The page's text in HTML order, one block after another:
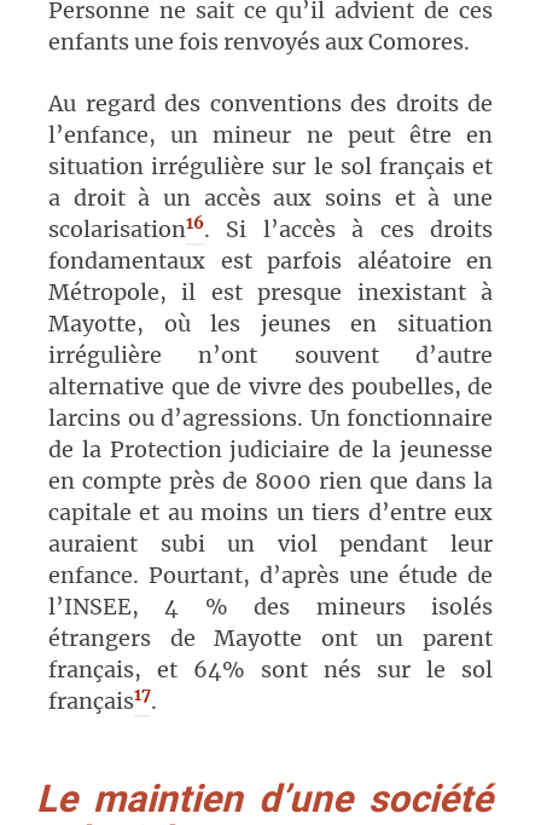
Personne ne sait ce qu’il advient de ces
enfants une fois renvoyés aux Comores.
Au regard des conventions des droits de
l’enfance, un mineur ne peut être en
situation irrégulière sur le sol français et
a droit à un accès aux soins et à une
scolarisation16. Si l’accès à ces droits
fondamentaux est parfois aléatoire en
Métropole, il est presque inexistant à
Mayotte, où les jeunes en situation
irrégulière n’ont souvent d’autre
alternative que de vivre des poubelles, de
larcins ou d’agressions. Un fonctionnaire
de la Protection judiciaire de la jeunesse
en compte près de 8000 rien que dans la
capitale et au moins un tiers d’entre eux
auraient subi un viol pendant leur
enfance. Pourtant, d’après une étude de
l’INSEE, 4 % des mineurs isolés
étrangers de Mayotte ont un parent
français, et 64% sont nés sur le sol
français17.
Le maintien d’une société